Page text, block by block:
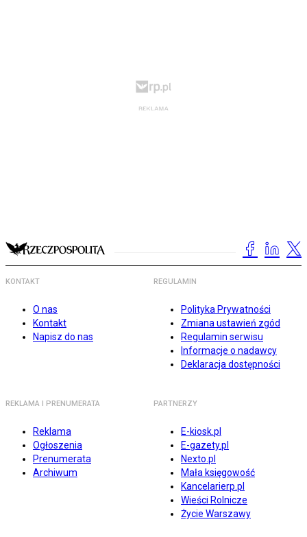
KONTAKT
O nas
Kontakt
Napisz do nas
REGULAMIN
Polityka Prywatności
Zmiana ustawień zgód
Regulamin serwisu
Informacje o nadawcy
Deklaracja dostępności
REKLAMA I PRENUMERATA
Reklama
Ogłoszenia
Prenumerata
Archiwum
PARTNERZY
E-kiosk.pl
E-gazety.pl
Nexto.pl
Mała księgowość
Kancelarierp.pl
Wieści Rolnicze
Życie Warszawy